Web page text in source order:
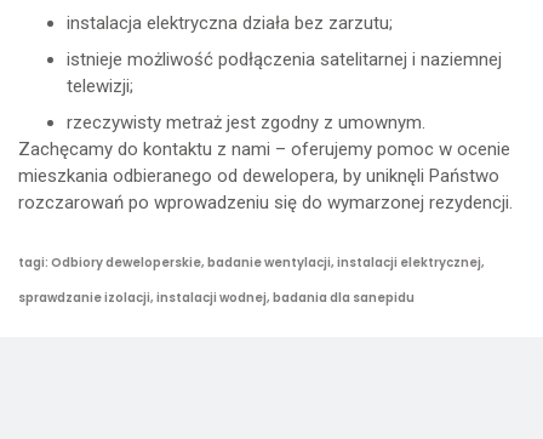
instalacja elektryczna działa bez zarzutu;
istnieje możliwość podłączenia satelitarnej i naziemnej
telewizji;
rzeczywisty metraż jest zgodny z umownym.
Zachęcamy do kontaktu z nami – oferujemy pomoc w ocenie
mieszkania odbieranego od dewelopera, by uniknęli Państwo
rozczarowań po wprowadzeniu się do wymarzonej rezydencji.
tagi: Odbiory deweloperskie, badanie wentylacji, instalacji elektrycznej,
sprawdzanie izolacji, instalacji wodnej, badania dla sanepidu